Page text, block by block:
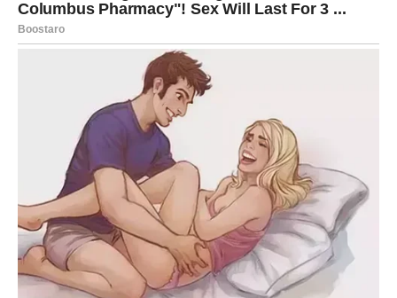
je lijepa poruka, susret ili pažnja osobe koja vam je važna.
Ovo je jedan od ljepših dana u posljednje vrijeme.